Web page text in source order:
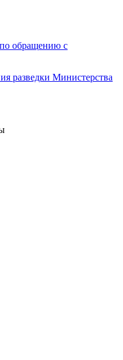
обращению с
разведки Министерства